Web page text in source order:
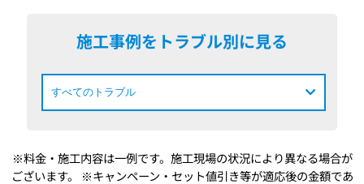
施工事例をトラブル別に見る
※料金・施工内容は一例です。施工現場の状況により異なる場合が
ございます。
※キャンペーン・セット値引き等が適応後の金額であ